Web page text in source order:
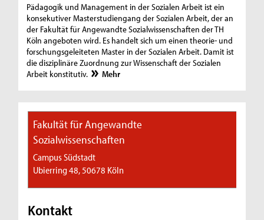
Pädagogik und Management in der Sozialen Arbeit ist ein
konsekutiver Masterstudiengang der Sozialen Arbeit, der an
der Fakultät für Angewandte Sozialwissenschaften der TH
Köln angeboten wird. Es handelt sich um einen theorie- und
forschungsgeleiteten Master in der Sozialen Arbeit. Damit ist
die disziplinäre Zuordnung zur Wissenschaft der Sozialen
Arbeit konstitutiv.
Mehr
Fakultät für Angewandte
Sozialwissenschaften
Campus Südstadt
Ubierring 48, 50678 Köln
Kontakt